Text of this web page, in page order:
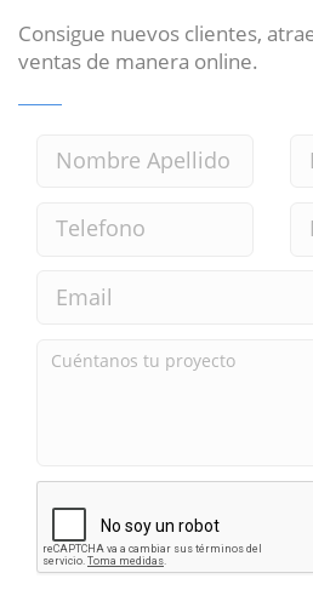
Consigue nuevos clientes,
ventas de manera online.